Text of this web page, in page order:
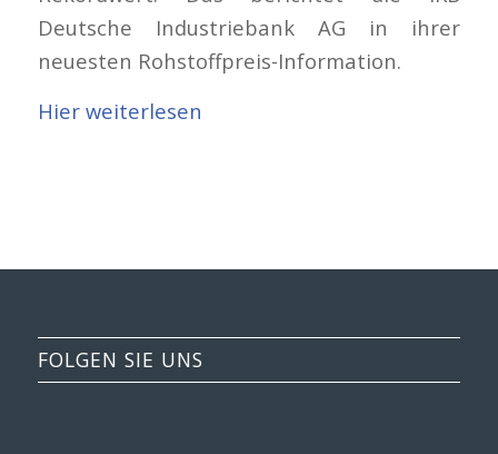
Deutsche Industriebank AG in ihrer
neuesten Rohstoffpreis-Information.
Hier weiterlesen
FOLGEN SIE UNS